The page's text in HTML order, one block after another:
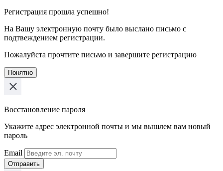
Регистрация прошла успешно!
На Вашу электронную почту было выслано письмо с
подтвеждением регистрации.
Пожалуйста прочтите письмо и завершите регистрацию
Понятно
Восстановление пароля
Укажите адрес электронной почты и мы вышлем вам новый
пароль
Email
Отправить